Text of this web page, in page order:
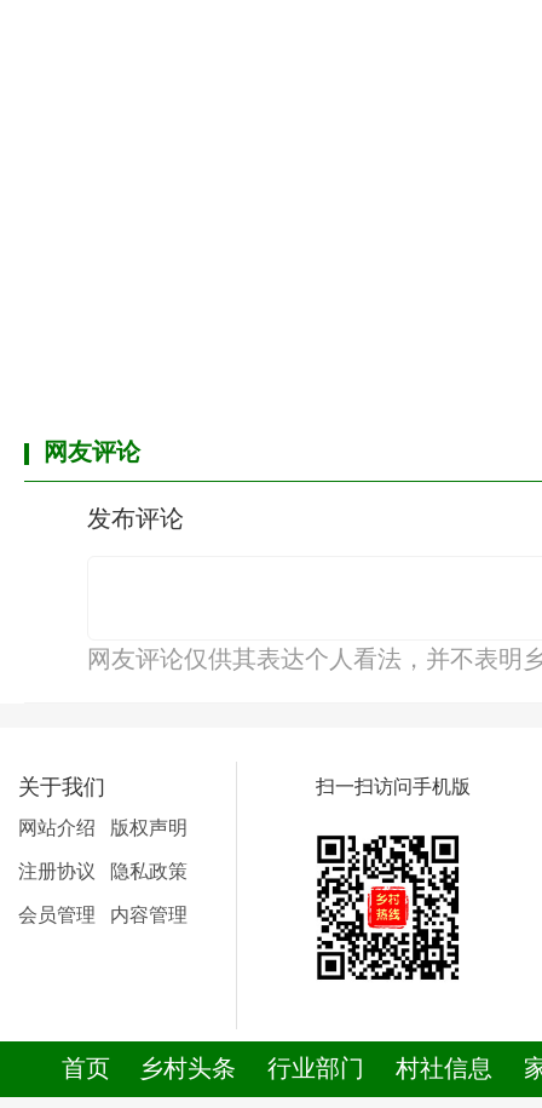
网友评论
发布评论
网友评论仅供其表达个人看法，并不表明
关于我们
网站介绍
版权声明
注册协议
隐私政策
会员管理
内容管理
扫一扫访问手机版
首页 乡村头条 行业部门 村社信息